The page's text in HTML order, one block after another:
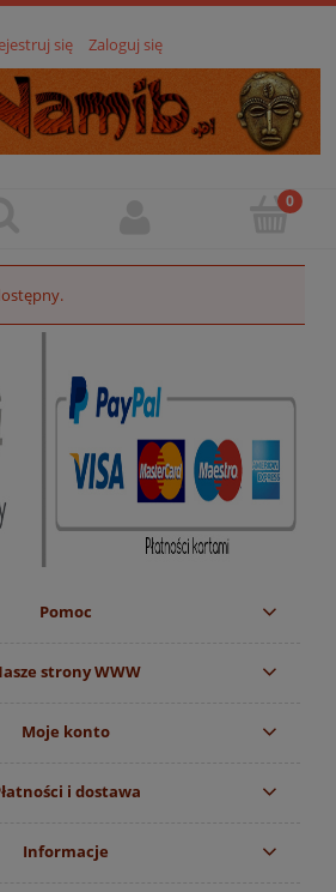
się Zaloguj się
Pomoc
strony WWW
Moje konto
i dostawa
Informacje